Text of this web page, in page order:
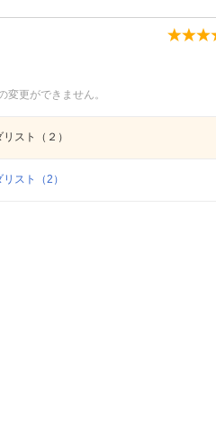
更ができません。
リスト（２）
リスト（2）